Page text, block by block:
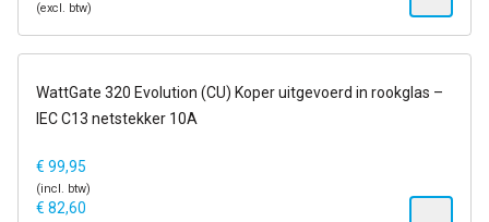
(excl. btw)
op voorraad
WattGate 320 Evolution (CU) Koper uitgevoerd in rookglas –
IEC C13 netstekker 10A
€ 99,95
(incl. btw)
€ 82,60